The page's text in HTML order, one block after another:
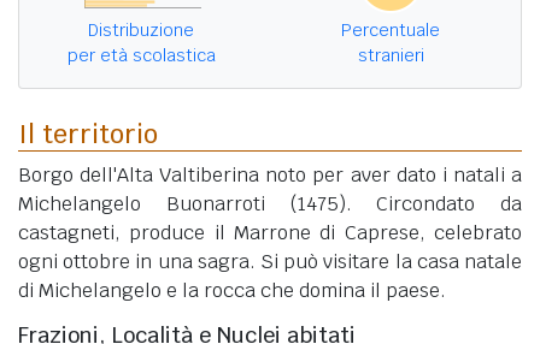
Distribuzione
per età scolastica
Percentuale
stranieri
Il territorio
Borgo dell'Alta Valtiberina noto per aver dato i natali a
Michelangelo Buonarroti (1475). Circondato da
castagneti, produce il Marrone di Caprese, celebrato
ogni ottobre in una sagra. Si può visitare la casa natale
di Michelangelo e la rocca che domina il paese.
Frazioni, Località e Nuclei abitati